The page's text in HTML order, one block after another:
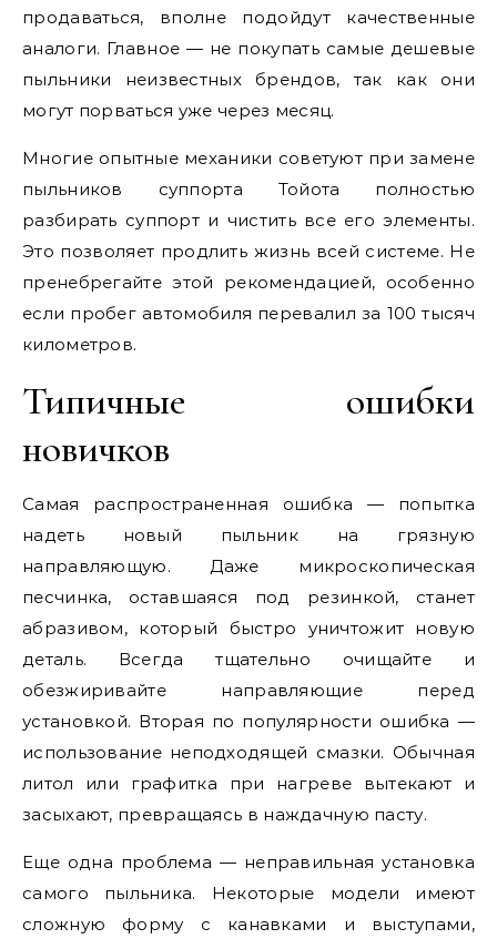
продаваться, вполне подойдут качественные
аналоги. Главное — не покупать самые дешевые
пыльники неизвестных брендов, так как они
могут порваться уже через месяц.
Многие опытные механики советуют при замене
пыльников суппорта Тойота полностью
разбирать суппорт и чистить все его элементы.
Это позволяет продлить жизнь всей системе. Не
пренебрегайте этой рекомендацией, особенно
если пробег автомобиля перевалил за 100 тысяч
километров.
Типичные ошибки
новичков
Самая распространенная ошибка — попытка
надеть новый пыльник на грязную
направляющую. Даже микроскопическая
песчинка, оставшаяся под резинкой, станет
абразивом, который быстро уничтожит новую
деталь. Всегда тщательно очищайте и
обезжиривайте направляющие перед
установкой. Вторая по популярности ошибка —
использование неподходящей смазки. Обычная
литол или графитка при нагреве вытекают и
засыхают, превращаясь в наждачную пасту.
Еще одна проблема — неправильная установка
самого пыльника. Некоторые модели имеют
сложную форму с канавками и выступами,